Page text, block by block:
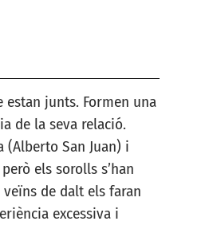
estan junts. Formen una
de la seva relació.
(Alberto San Juan) i
els sorolls s’han
de dalt els faran
excessiva i